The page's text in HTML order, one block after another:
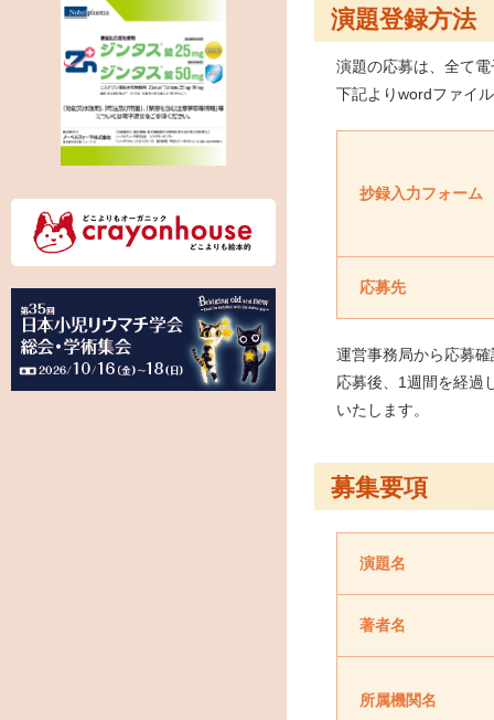
演題登録方法
演題の応募は、全て
下記よりwordファイ
抄録入力フォーム
応募先
運営事務局から応募
応募後、1週間を経過
いたします。
募集要項
演題名
著者名
所属機関名